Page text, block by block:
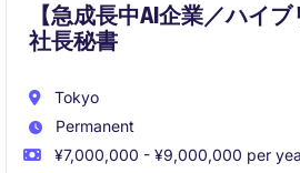
【急成長中AI企業／ハイブ
社長秘書
Tokyo
Permanent
¥7,000,000 - ¥9,000,000 per